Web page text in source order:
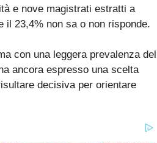
e nove magistrati estratti a
23,4% non sa o non risponde.
con una leggera prevalenza del
ancora espresso una scelta
decisiva per orientare